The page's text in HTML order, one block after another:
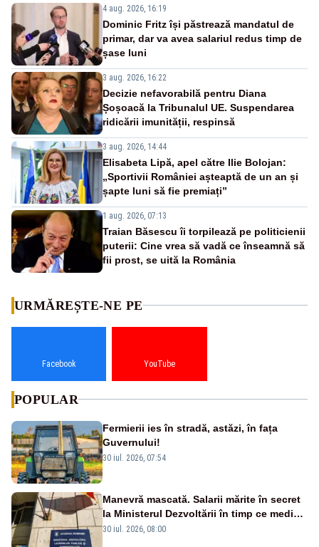
4 aug. 2026, 16:19
Dominic Fritz își păstrează mandatul de
primar, dar va avea salariul redus timp de
șase luni
3 aug. 2026, 16:22
Decizie nefavorabilă pentru Diana
Șoșoacă la Tribunalul UE. Suspendarea
ridicării imunității, respinsă
3 aug. 2026, 14:44
Elisabeta Lipă, apel către Ilie Bolojan:
„Sportivii României așteaptă de un an și
șapte luni să fie premiați”
1 aug. 2026, 07:13
Traian Băsescu îi torpilează pe politicienii
puterii: Cine vrea să vadă ce înseamnă să
fii prost, se uită la România
URMĂREȘTE-NE PE
Facebook YouTube
POPULAR
Fermierii ies în stradă, astăzi, în fața
Guvernului!
30 iul. 2026, 07:54
Manevră mascată. Salarii mărite în secret
la Ministerul Dezvoltării în timp ce medicii
ies în stradă
30 iul. 2026, 08:00